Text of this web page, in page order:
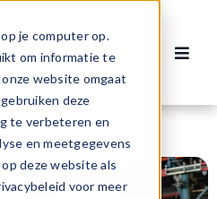
je computer op.
om informatie te
website omgaat
deze
te verbeteren en
en meetgegevens
deze website als
voor meer
Contact